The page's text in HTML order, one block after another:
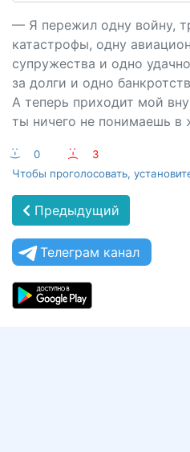
— Я пережил одну войну,
катастрофы, одну
супружества и одно
за долги и одно
А теперь приходит мой
ты ничего не понимаешь в
:-) 0 :-(
3
Чтобы проголосовать,
Предыдущий
Телеграм канал